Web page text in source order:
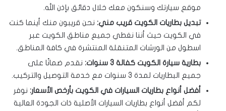
موقع سيارتك وسنكون معك خلال دقائق بإذن الله.
تبديل بطاريات الكويت قريب مني: نحن قريبون منك أينما كنت
في الكويت حيث أننا نغطي جميع مناطق الكويت عبر
اسطول من الورشات المتنقلة المنتشرة في كافة المناطق.
بطارية سيارة الكويت كفالة 3 سنوات:
نقدم ضمانًا على
جميع البطاريات لمدة 3 سنوات مع خدمة التوصيل والتركيب.
أفضل أنواع بطاريات السيارات في الكويت بأرخص الأسعار: نوفر
لكم أفضل أنواع بطاريات السيارات الأصلية ذات الجودة العالية